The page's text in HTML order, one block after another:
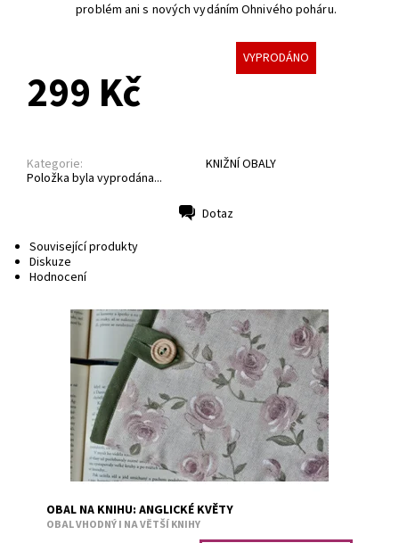
problém ani s nových vydáním Ohnivého poháru.
VYPRODÁNO
299 Kč
Kategorie:
KNIŽNÍ OBALY
Položka byla vyprodána...
Dotaz
Související produkty
Diskuze
Hodnocení
Obal je vhodný i na větší knihy. Bezpečné přenášení
zajišťuje měkká výplň. Například tituly: Divotvůrce,
Falešný polibek, Jiskra v...
Dostupnost:
Skladem 6
Kód:
2856
OBAL NA KNIHU: ANGLICKÉ KVĚTY
OBAL VHODNÝ I NA VĚTŠÍ KNIHY